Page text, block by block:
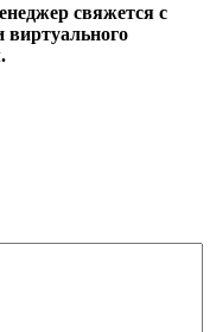
свяжется с
виртуального